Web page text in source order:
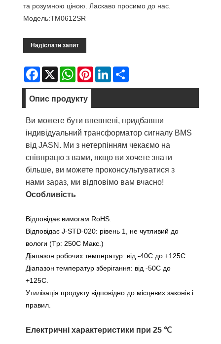
та розумною ціною. Ласкаво просимо до нас.
Модель:TM0612SR
Надіслати запит
Facebook
X WhatsAppPinterestLinkedIn
Опис продукту
Ви можете бути впевнені, придбавши
індивідуальний трансформатор сигналу BMS
від JASN. Ми з нетерпінням чекаємо на
співпрацю з вами, якщо ви хочете знати
більше, ви можете проконсультуватися з
нами зараз, ми відповімо вам вчасно!
Особливість
Відповідає вимогам RoHS.
Відповідає J-STD-020: рівень 1, не чутливий до
вологи (Tp: 250C Макс.)
Діапазон робочих температур: від -40С до +125С.
Діапазон температур зберігання: від -50С до
+125С.
Утилізація продукту відповідно до місцевих законів і
правил.
Електричні характеристики при 25 ℃